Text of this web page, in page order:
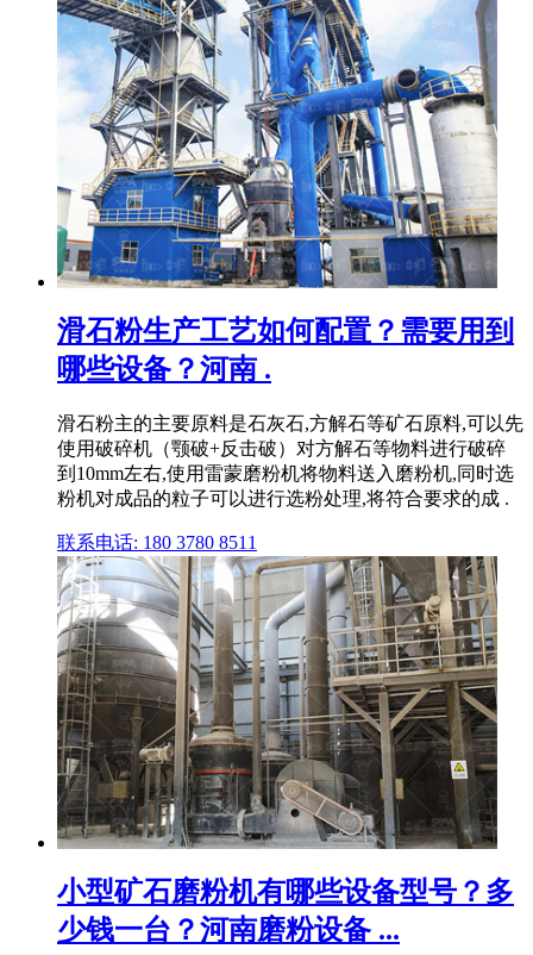
滑石粉生产工艺如何配置？需要用到
哪些设备？河南 .
滑石粉主的主要原料是石灰石,方解石等矿石原料,可以先
使用破碎机（颚破+反击破）对方解石等物料进行破碎
到10mm左右,使用雷蒙磨粉机将物料送入磨粉机,同时选
粉机对成品的粒子可以进行选粉处理,将符合要求的成 .
联系电话: 180 3780 8511
小型矿石磨粉机有哪些设备型号？多
少钱一台？河南磨粉设备 ...